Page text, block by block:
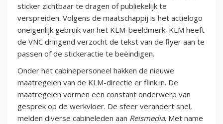
sticker zichtbaar te dragen of publiekelijk te
verspreiden. Volgens de maatschappij is het actielogo
oneigenlijk gebruik van het KLM-beeldmerk. KLM heeft
de VNC dringend verzocht de tekst van de flyer aan te
passen of de stickeractie te beëindigen.
Onder het cabinepersoneel hakken de nieuwe
maatregelen van de KLM-directie er flink in. De
maatregelen vormen een constant onderwerp van
gesprek op de werkvloer. De sfeer verandert snel,
melden diverse cabineleden aan Reismedia. Met name